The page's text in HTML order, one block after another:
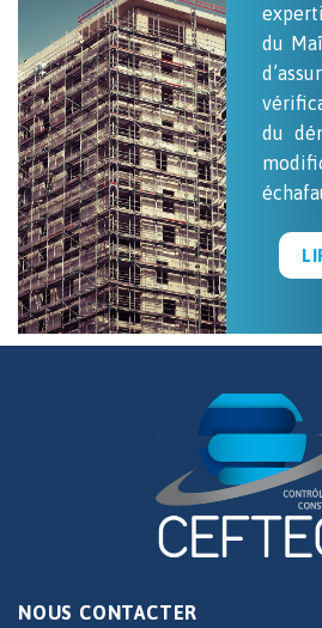
du
du
NOUS CONTACTER